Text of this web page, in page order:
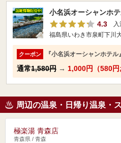
小名浜オーシャンホ
4.3
入
福島県いわき市泉町下川
クーポン 『小名浜オーシャンホテ
通常1,580円 → 1,000円（580円
周辺の温泉・日帰り温泉・
極楽湯 青森店
青森県 / 青森